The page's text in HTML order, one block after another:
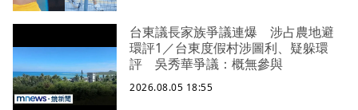
台東議長家族爭議連爆 涉占農地避
環評1／台東度假村涉圖利、疑躲環
評 吳秀華爭議：概無參與
2026.08.05 18:55